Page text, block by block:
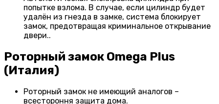
попытке взлома. В случае, если цилиндр будет
удалён из гнезда в замке, система блокирует
замок, предотвращая криминальное открывание
двери..
Роторный замок Omega Plus
(Италия)
Роторный замок не имеющий аналогов –
всестороння защита дома.